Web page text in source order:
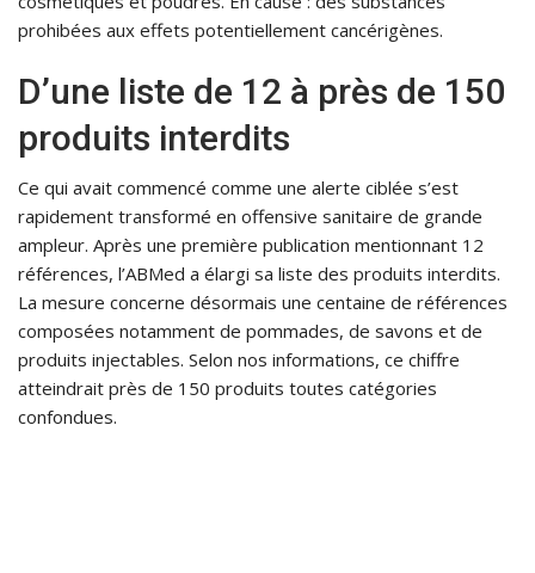
prohibées aux effets potentiellement cancérigènes.
D’une liste de 12 à près de 150
produits interdits
Ce qui avait commencé comme une alerte ciblée s’est
rapidement transformé en offensive sanitaire de grande
ampleur. Après une première publication mentionnant 12
références, l’ABMed a élargi sa liste des produits interdits.
La mesure concerne désormais une centaine de références
composées notamment de pommades, de savons et de
produits injectables. Selon nos informations, ce chiffre
atteindrait près de 150 produits toutes catégories
confondues.